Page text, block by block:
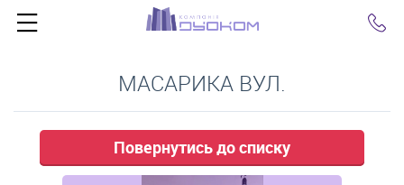
МАСАРИКА ВУЛ.
Повернутись до списку